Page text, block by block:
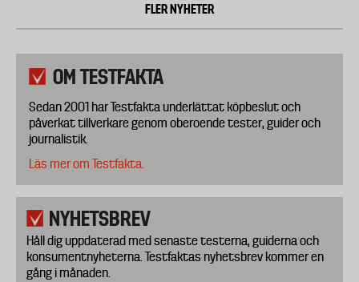
FLER NYHETER
OM TESTFAKTA
Sedan 2001 har Testfakta underlättat köpbeslut och
påverkat tillverkare genom oberoende tester, guider och
journalistik.
Läs mer om Testfakta.
NYHETSBREV
Håll dig uppdaterad med senaste testerna, guiderna och
konsumentnyheterna. Testfaktas nyhetsbrev kommer en
gång i månaden.